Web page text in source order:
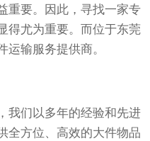
重要。因此，寻找一家专
得尤为重要。而位于东莞
运输服务提供商。
我们以多年的经验和先进
全方位、高效的大件物品